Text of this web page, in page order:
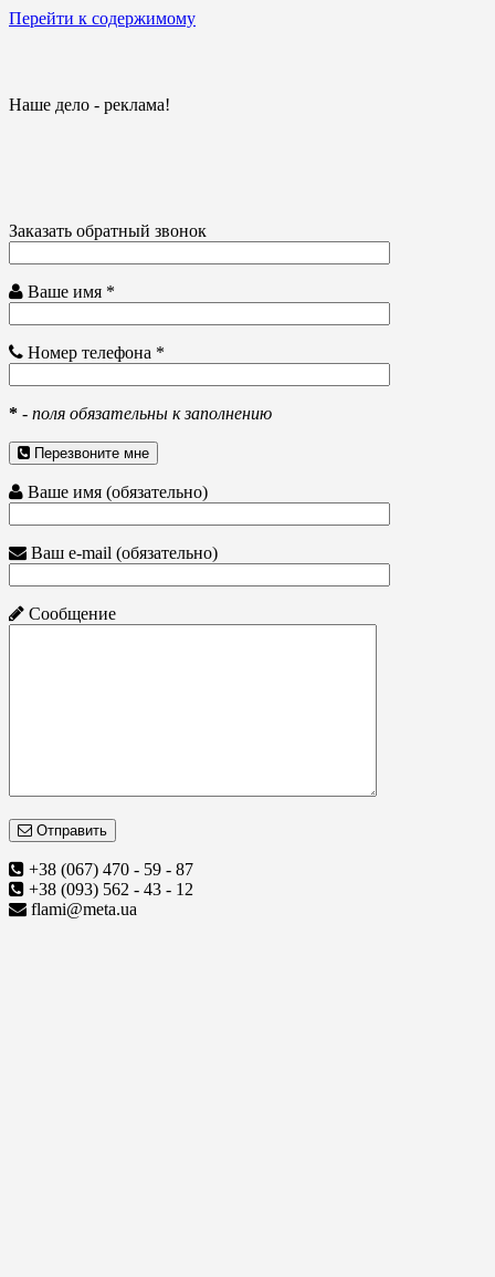
Перейти к содержимому
Наше дело - реклама!
Заказать обратный звонок
Ваше имя *
Номер телефона *
* - поля обязательны к заполнению
Перезвоните мне
Ваше имя (обязательно)
Ваш e-mail (обязательно)
Сообщение
Отправить
+38 (067) 470 - 59 - 87
+38 (093) 562 - 43 - 12
flami@meta.ua